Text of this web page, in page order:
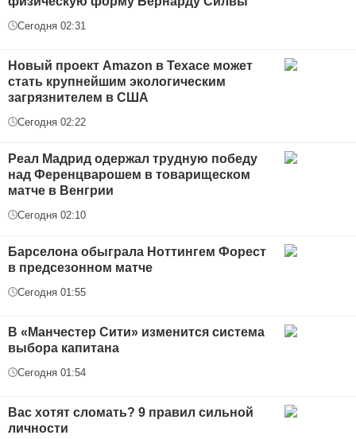
Сегодня 02:31
Новый проект Amazon в Техасе может
стать крупнейшим экологическим
загрязнителем в США
Сегодня 02:22
Реал Мадрид одержал трудную победу
над Ференцварошем в товарищеском
матче в Венгрии
Сегодня 02:10
Барселона обыграла Ноттингем Форест
в предсезонном матче
Сегодня 01:55
В «Манчестер Сити» изменится система
выбора капитана
Сегодня 01:54
Вас хотят сломать? 9 правил сильной
личности